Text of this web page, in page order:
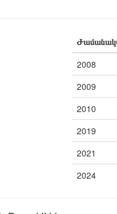
2008
2009
2010
2019
2021
2024